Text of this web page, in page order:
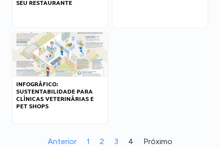
SEU RESTAURANTE
INFOGRÁFICO:
SUSTENTABILIDADE PARA
CLÍNICAS VETERINÁRIAS E
PET SHOPS
Anterior 1 2 3 4 Próximo